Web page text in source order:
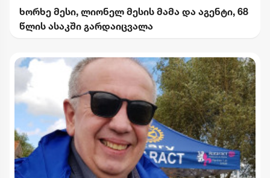
ხორხე მესი, ლიონელ მესის მამა და აგენტი, 68
წლის ასაკში გარდაიცვალა